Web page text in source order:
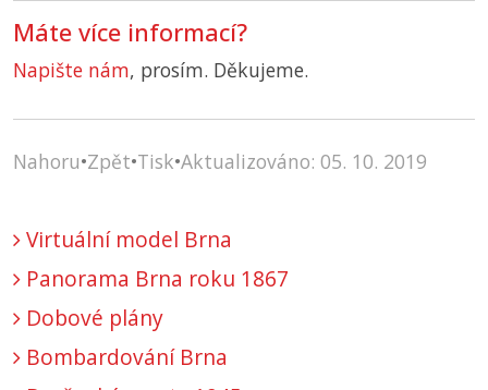
Máte více informací?
Napište nám, prosím. Děkujeme.
Nahoru•Zpět•Tisk•Aktualizováno: 05. 10. 2019
Virtuální model Brna
Panorama Brna roku 1867
Dobové plány
Bombardování Brna